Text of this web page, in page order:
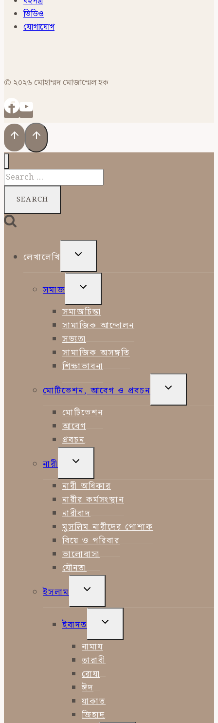
ভিডিও
যোগাযোগ
© ২০২৬ মোহাম্মদ মোজাম্মেল হক
Search
for:
লেখালেখি
TOGGLE
MENU
সমাজ
TOGGLE
MENU
সমাজচিন্তা
সামাজিক আন্দোলন
সভ্যতা
সামাজিক অসঙ্গতি
শিক্ষাভাবনা
মোটিভেশন, আবেগ ও প্রবচন
TOGGLE
মোটিভেশন
আবেগ
প্রবচন
নারী
TOGGLE
MENU
নারী অধিকার
নারীর কর্মসংস্থান
নারীবাদ
মুসলিম নারীদের পোশাক
বিয়ে ও পরিবার
ভালোবাসা
যৌনতা
ইসলাম
TOGGLE
MENU
ইবাদত
TOGGLE
MENU
নামায
তারাবী
রোযা
ঈদ
যাকাত
জিহাদ